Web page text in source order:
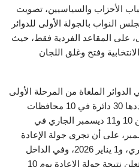
الأحزاب والسياسيين، تصويت
النواب بالجولة الأولى للدوائر
على المقاعد الفردية فقط، حيث
وفتح وغلق اللجان
الملغاة من المرحلة الأولى
بحكم المحكمة الإدارية العليا، وعددها 30 دائرة في 10 محافظات
يومي الأربعاء والخميس الموافقين 10 و11 ديسمبر الجاري في
وتُعلن النتيجة يوم 18 ديسمبر، على أن تجرى جولة الإعادة
في الخارج يومي 31 ديسمبر الجاري، و1 يناير 2026، وفي الداخل
يومي 3 و4 يناير المقبل، على أن تعلن نتيجة جولة الإعادة يوم 10